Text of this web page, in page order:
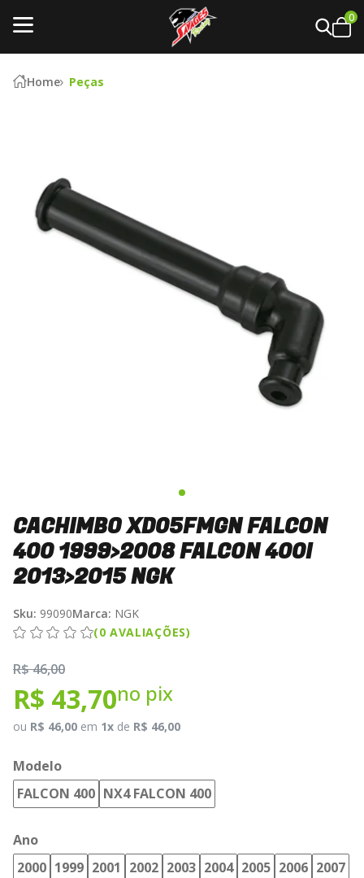
0
Home Peças
CACHIMBO XD05FMGN FALCON
400 1999>2008 FALCON 400I
2013>2015 NGK
Sku: 99090Marca: NGK
(0 AVALIAÇÕES)
R$ 46,00
R$ 43,70no pix
ou R$ 46,00 em 1x de R$ 46,00
Modelo
FALCON 400 NX4 FALCON 400
Ano
2000 1999 2001 2002 2003 2004 2005 2006 2007